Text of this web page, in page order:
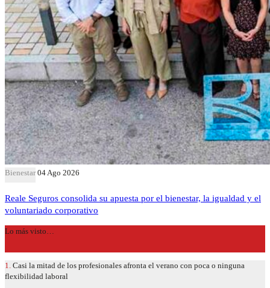
Bienestar 04 Ago 2026
Reale Seguros consolida su apuesta por el bienestar, la igualdad y el
voluntariado corporativo
Lo más visto…
1. Casi la mitad de los profesionales afronta el verano con poca o ninguna
flexibilidad laboral